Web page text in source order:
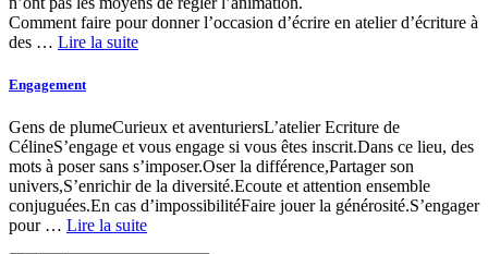
Comment faire pour donner l’occasion d’écrire en atelier d’écriture à
des … Lire la suite
Engagement
Gens de plumeCurieux et aventuriersL’atelier Ecriture de
CélineS’engage et vous engage si vous êtes inscrit.Dans ce lieu, des
mots à poser sans s’imposer.Oser la différence,Partager son
univers,S’enrichir de la diversité.Ecoute et attention ensemble
conjuguées.En cas d’impossibilitéFaire jouer la générosité.S’engager
pour … Lire la suite